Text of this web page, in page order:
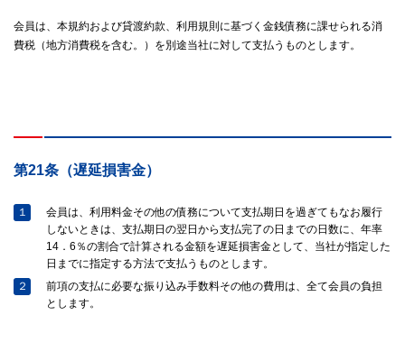
会員は、本規約および貸渡約款、利用規則に基づく金銭債務に課せられる消
費税（地方消費税を含む。）を別途当社に対して支払うものとします。
第21条（遅延損害金）
１
会員は、利用料金その他の債務について支払期日を過ぎてもなお履行
しないときは、支払期日の翌日から支払完了の日までの日数に、年率
14．6％の割合で計算される金額を遅延損害金として、当社が指定した
日までに指定する方法で支払うものとします。
２
前項の支払に必要な振り込み手数料その他の費用は、全て会員の負担
とします。